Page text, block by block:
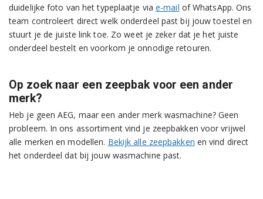
duidelijke foto van het typeplaatje viae-mail of WhatsApp. Ons
team controleert direct welk onderdeel past bij jouw toestel en
stuurt je de juiste link toe. Zo weet je zeker dat je het juiste
onderdeel bestelt en voorkom je onnodige retouren.
Op zoek naar een zeepbak voor een ander
merk?
Heb je geen AEG, maar een ander merk wasmachine? Geen
probleem. In ons assortiment vind je zeepbakken voor vrijwel
alle merken en modellen. Bekijk alle zeepbakken en vind direct
het onderdeel dat bij jouw wasmachine past.